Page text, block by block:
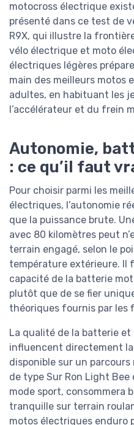
motocross électrique
présenté dans ce test de
R9X, qui illustre la
vélo électrique et moto
électriques légères
main des meilleurs motos
adultes, en habituant les
l’accélérateur et du frein
Autonomie,
: ce qu’il faut
Pour choisir parmi les
électriques, l’autonomie
que la puissance brute.
avec 80 kilomètres peut
terrain engagé, selon le
température extérieure. Il
capacité de la batterie
plutôt que de se fier
théoriques fournis par les
La qualité de la batterie
influencent directement
disponible sur un
de type Sur Ron Light
mode sport, consommera
tranquille sur terrain
motos électriques enduro